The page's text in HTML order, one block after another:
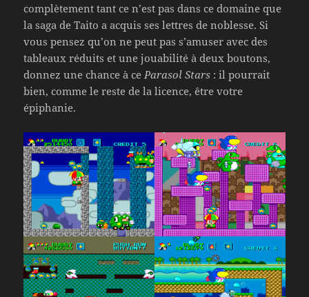
complètement tant ce n’est pas dans ce domaine que
la saga de Taito a acquis ses lettres de noblesse. Si
vous pensez qu’on ne peut pas s’amuser avec des
tableaux réduits et une jouabilité à deux boutons,
donnez une chance à ceParasol Stars : il pourrait
bien, comme le reste de la licence, être votre
épiphanie.